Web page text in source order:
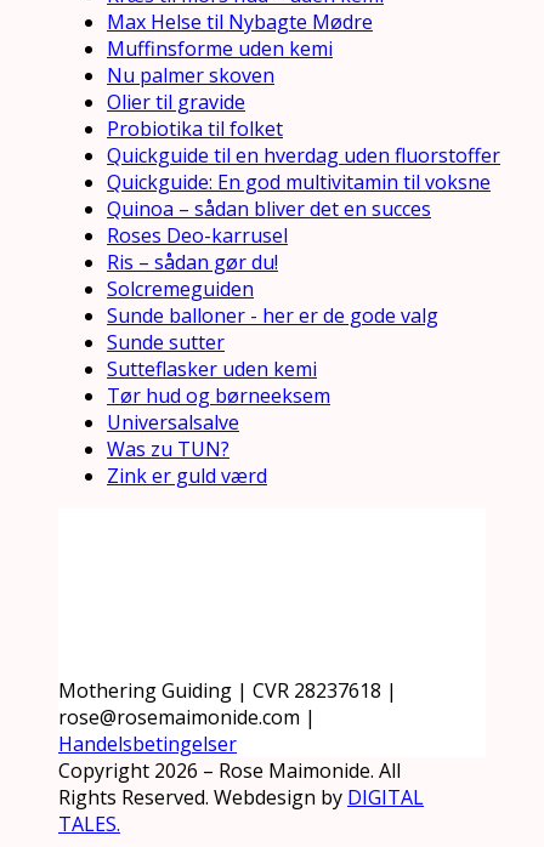
Max Helse til Nybagte Mødre
Muffinsforme uden kemi
Nu palmer skoven
Olier til gravide
Probiotika til folket
Quickguide til en hverdag uden fluorstoffer
Quickguide: En god multivitamin til voksne
Quinoa – sådan bliver det en succes
Roses Deo-karrusel
Ris – sådan gør du!
Solcremeguiden
Sunde balloner - her er de gode valg
Sunde sutter
Sutteflasker uden kemi
Tør hud og børneeksem
Universalsalve
Was zu TUN?
Zink er guld værd
Mothering Guiding | CVR 28237618 |
rose@rosemaimonide.com |
Handelsbetingelser
Copyright 2026 – Rose Maimonide. All
Rights Reserved. Webdesign by DIGITAL
TALES.